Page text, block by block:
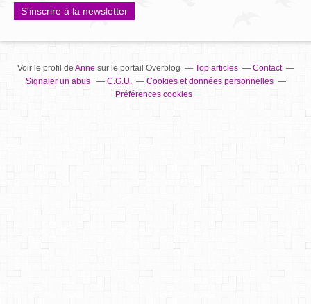
S'inscrire à la newsletter
Voir le profil de Annesur le portail Overblog Top articles
Contact
Signaler un abus
C.G.U.
Cookies et données personnelles
Préférences cookies